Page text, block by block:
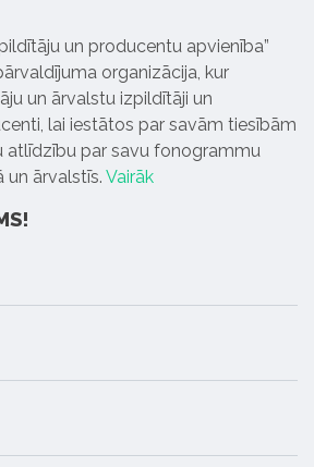
un producentu apvienība”
organizācija, kur
un ārvalstu izpildītāji un
lai iestātos par savām tiesībām
atlīdzību par savu fonogrammu
un ārvalstīs. Vairāk